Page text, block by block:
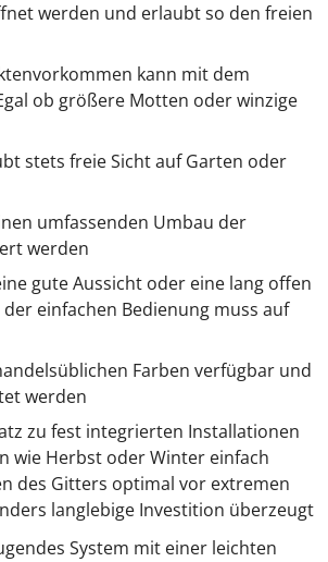
werden und erlaubt so den freien
kann mit dem
ob größere Motten oder winzige
stets freie Sicht auf Garten oder
umfassenden Umbau der
werden
gute Aussicht oder eine lang offen
einfachen Bedienung muss auf
Farben verfügbar und
werden
zu fest integrierten Installationen
wie Herbst oder Winter einfach
des Gitters optimal vor extremen
langlebige Investition überzeugt
System mit einer leichten